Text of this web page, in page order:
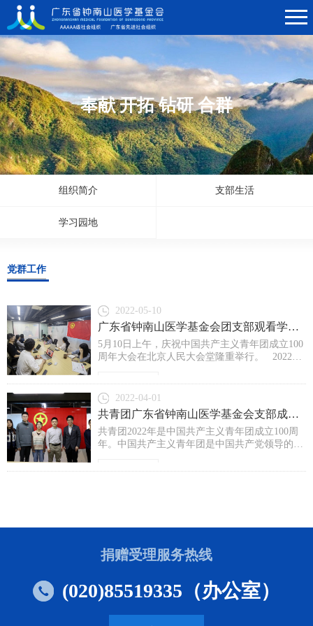
奉献 开拓 钻研 合群
组织简介 支部生活
学习园地
党群工作
2022-05-10
广东省钟南山医学基金会团支部观看学习《习近平在庆祝中国共产主义青年团成立100周年大会上的重要讲话》
5月10日上午，庆祝中国共产主义青年团成立100
周年大会在北京人民大会堂隆重举行。 2022年
组织党员、团员、青年观看庆祝中国共产主义青
年团成立100周年大会直播，学习习近平在庆祝
中国共产主义青年团成立100周年大会上的重要
讲话。各位青年团员认真观看学习，主动思考，
切实将学习成果转化为行动实效。习近平在庆祝
中国共青团成立...
了解详情>
2022-04-01
共青团广东省钟南山医学基金会支部成立大会暨第一次团员大会顺利召开
共青团2022年是中国共产主义青年团成立100周
年。中国共产主义青年团是中国共产党领导的先
国特色社会主义和共产主义的学校，是中国共产
与本次会议...
了解详情>
捐赠受理服务热线
(020)85519335（办公室）